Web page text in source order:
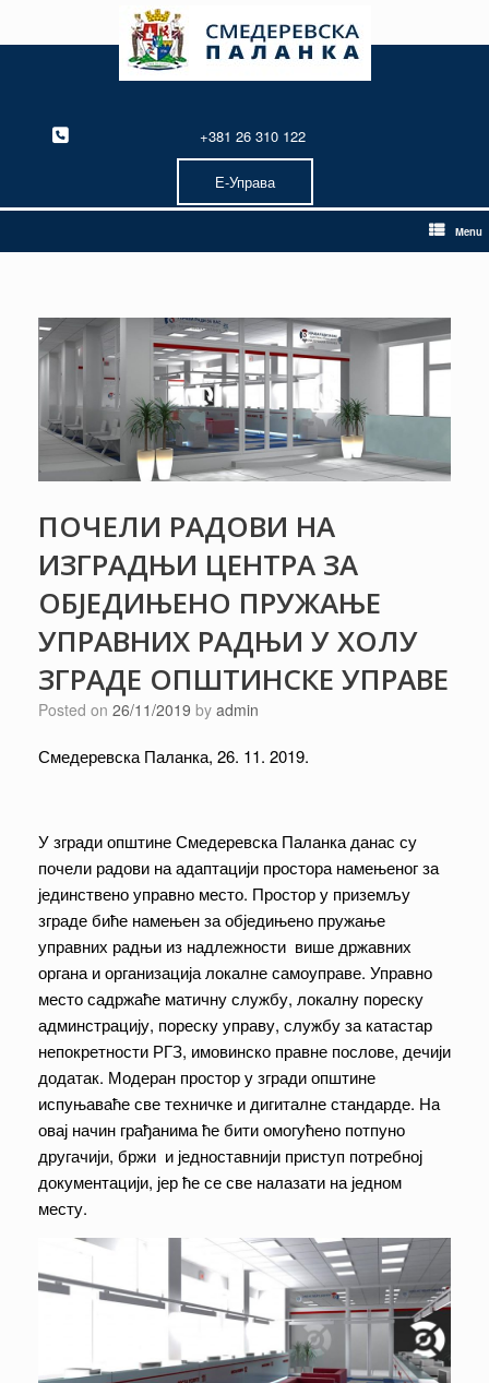
content
+381 26 310 122
Е-Управа
Menu
ПОЧЕЛИ РАДОВИ НА
ИЗГРАДЊИ ЦЕНТРА ЗА
ОБЈЕДИЊЕНО ПРУЖАЊЕ
УПРАВНИХ РАДЊИ У ХОЛУ
ЗГРАДЕ ОПШТИНСКЕ УПРАВЕ
Posted on 26/11/2019 by admin
Смедеревска Паланка, 26. 11. 2019.
У згради општине Смедеревска Паланка данас су
почели радови на адаптацији простора намењеног за
јединствено управно место. Простор у приземљу
зграде биће намењен за обједињено пружање
управних радњи из надлежности више државних
органа и организација локалне самоуправе. Управно
место садржаће матичну службу, локалну пореску
админстрацију, пореску управу, службу за катастар
непокретности РГЗ, имовинско правне послове, дечији
додатак. Модеран простор у згради општине
испуњаваће све техничке и дигиталне стандарде. На
овај начин грађанима ће бити омогућено потпуно
другачији, бржи и једноставнији приступ потребној
документацији, јер ће се све налазати на једном
месту.